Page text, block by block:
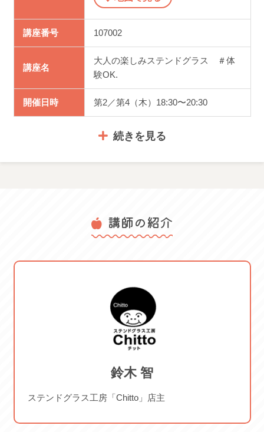
まずは「ミラー」を作ってみましょう！(3日前ま
でに要予約)
講座番号 107002
講座名
大人の楽しみステンドグラス ＃体
験OK.
開催日時 第2／第4（木）18:30〜20:30
続きを見る
体験について 「ミラー」を作成しま
す。3日前迄に要予約 エプロン は
しでOK）
体験可能日： 2026/05/28 木
2026/06/11 木 2026/06/25 木
2026/07/09 木 2026/07/23 木
2026/07/30 木 2026/08/27 木
2026/09/10 木 2026/09/24 木
講師の紹介
鈴木 智
ステンドグラス工房「Chitto」店主